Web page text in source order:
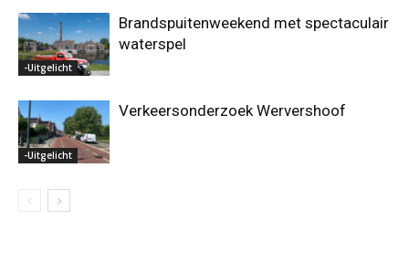
-Uitgelicht
Brandspuitenweekend met spectaculair
waterspel
-Uitgelicht
Verkeersonderzoek Wervershoof